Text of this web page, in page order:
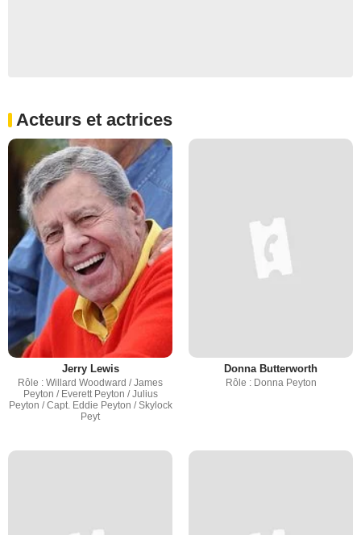
Acteurs et actrices
Jerry Lewis
Rôle : Willard Woodward / James
Peyton / Everett Peyton / Julius
Peyton / Capt. Eddie Peyton / Skylock
Peyt
Donna Butterworth
Rôle : Donna Peyton